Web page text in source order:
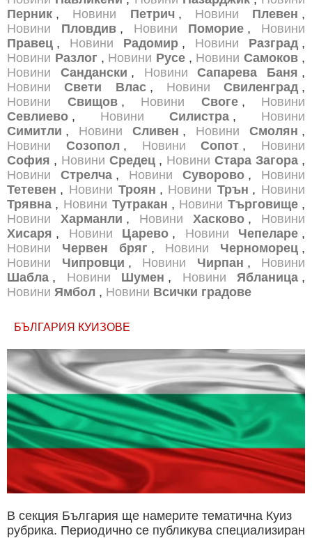
Перник , Новини Петрич , Новини Плевен ,
Новини
Пловдив , Новини Поморие , Новини
Правец , Новини Радомир , Новини Разград ,
Новини Разлог , Новини Русе , Новини Самоков ,
Новини
Сандански , Новини Сапарева Баня ,
Новини
Свети Влас , Новини Свиленград ,
Новини
Свищов , Новини Своге , Новини
Севлиево , Новини Силистра , Новини
Симитли , Новини Сливен , Новини Смолян ,
Новини
Созопол , Новини Сопот , Новини
София , Новини Средец , Новини Стара Загора ,
Новини
Стрелча , Новини Суворово , Новини
Тетевен , Новини Троян , Новини Трън , Новини
Трявна , Новини Тутракан , Новини Търговище ,
Новини
Харманли , Новини Хасково , Новини
Хисаря , Новини Царево , Новини Чепеларе ,
Новини
Червен бряг , Новини Черноморец ,
Новини
Чипровци , Новини Чирпан , Новини
Шабла , Новини Шумен , Новини Ябланица ,
Новини Ямбол , Новини Всички градове
БЪЛГАРИЯ КУИЗОВЕ
В секция България ще намерите тематична Куиз
рубрика. Периодично се публикува специализиран